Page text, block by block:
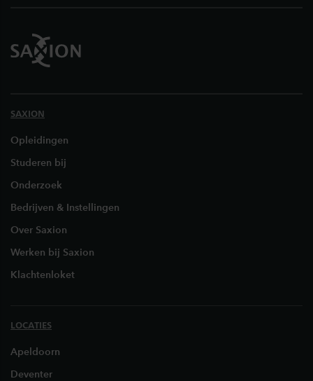
SAXION
Opleidingen
Studeren bij
Onderzoek
Bedrijven & Instellingen
Over Saxion
Werken bij Saxion
Klachtenloket
LOCATIES
Apeldoorn
Deventer